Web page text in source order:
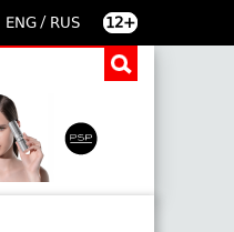
ENG / RUS 12+